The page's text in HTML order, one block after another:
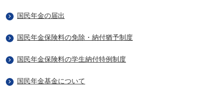
国民年金の届出
国民年金保険料の免除・納付猶予制度
国民年金保険料の学生納付特例制度
国民年金基金について